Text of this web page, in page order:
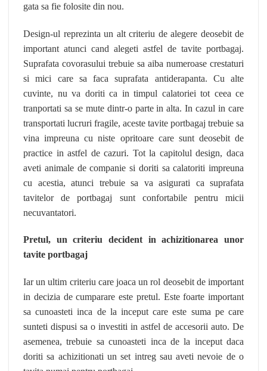
gata sa fie folosite din nou.
Design-ul reprezinta un alt criteriu de alegere deosebit de
important atunci cand alegeti astfel de tavite portbagaj.
Suprafata covorasului trebuie sa aiba numeroase crestaturi
si mici care sa faca suprafata antiderapanta. Cu alte
cuvinte, nu va doriti ca in timpul calatoriei tot ceea ce
tranportati sa se mute dintr-o parte in alta. In cazul in care
transportati lucruri fragile, aceste tavite portbagaj trebuie sa
vina impreuna cu niste opritoare care sunt deosebit de
practice in astfel de cazuri. Tot la capitolul design, daca
aveti animale de companie si doriti sa calatoriti impreuna
cu acestia, atunci trebuie sa va asigurati ca suprafata
tavitelor de portbagaj sunt confortabile pentru micii
necuvantatori.
Pretul, un criteriu decident in achizitionarea unor
tavite portbagaj
Iar un ultim criteriu care joaca un rol deosebit de important
in decizia de cumparare este pretul. Este foarte important
sa cunoasteti inca de la inceput care este suma pe care
sunteti dispusi sa o investiti in astfel de accesorii auto. De
asemenea, trebuie sa cunoasteti inca de la inceput daca
doriti sa achizitionati un set intreg sau aveti nevoie de o